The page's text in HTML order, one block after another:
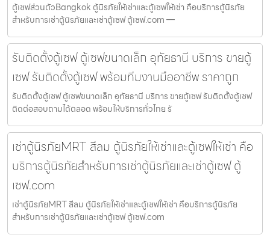
ตู้เซฟส่วนตัวBangkok ตู้นิรภัยให้เช่าและตู้เซฟให้เช่า คือบริการตู้นิรภัย
สำหรับการเช่าตู้นิรภัยและเช่าตู้เซฟ ตู้เซฟ.com —
รับติดตั้งตู้เซฟ ตู้เซฟขนาดเล็ก อุทัยธานี บริการ ขายตู้
เซฟ รับติดตั้งตู้เซฟ พร้อมทีมงานมืออาชีพ ราคาถูก
รับติดตั้งตู้เซฟ ตู้เซฟขนาดเล็ก อุทัยธานี บริการ ขายตู้เซฟ รับติดตั้งตู้เซฟ
ติดต่อสอบถามได้ตลอด พร้อมให้บริการทั่วไทย รั
เช่าตู้นิรภัยMRT สีลม ตู้นิรภัยให้เช่าและตู้เซฟให้เช่า คือ
บริการตู้นิรภัยสำหรับการเช่าตู้นิรภัยและเช่าตู้เซฟ ตู้
เซฟ.com
เช่าตู้นิรภัยMRT สีลม ตู้นิรภัยให้เช่าและตู้เซฟให้เช่า คือบริการตู้นิรภัย
สำหรับการเช่าตู้นิรภัยและเช่าตู้เซฟ ตู้เซฟ.com